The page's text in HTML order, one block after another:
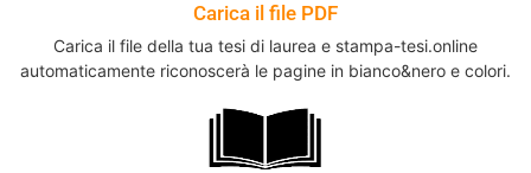
Carica il file PDF
Carica il file della tua tesi di laurea e stampa-tesi.online
automaticamente riconoscerà le pagine in bianco&nero e colori.